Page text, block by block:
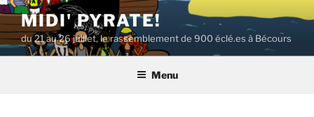
Aller
au
contenu
principal
MIDI' PYRATE!
du 21 au 26 juillet, le rassemblement de 900 éclé.es à Bécours
Menu